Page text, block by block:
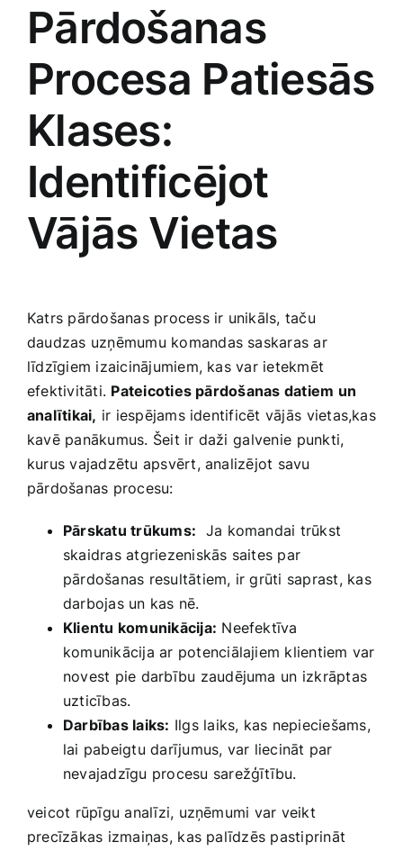
Pārdošanas
Procesa Patiesās
Klases:
Identificējot
Vājās‌ Vietas
Katrs pārdošanas process ir unikāls, taču
daudzas uzņēmumu komandas saskaras ar
līdzīgiem izaicinājumiem, kas var ietekmēt
efektivitāti. Pateicoties pārdošanas datiem un
analītikai, ir iespējams identificēt vājās⁤ vietas,kas
kavē panākumus. Šeit ir daži ⁤galvenie⁤ punkti,
kurus vajadzētu apsvērt, analizējot savu
pārdošanas procesu:
Pārskatu trūkums: ⁤ Ja komandai​ trūkst
skaidras atgriezeniskās ​saites‌ par
pārdošanas resultātiem, ir grūti saprast, kas
darbojas un kas nē.
Klientu komunikācija: Neefektīva
komunikācija ar potenciālajiem klientiem var
novest pie darbību zaudējuma ⁢un izkrāptas
uzticības.
Darbības laiks: ‍Ilgs laiks, kas nepieciešams,⁢
lai ‍pabeigtu darījumus, var liecināt ‍par
nevajadzīgu procesu sarežģītību.
veicot rūpīgu analīzi, uzņēmumi var‌ veikt
precīzākas izmaiņas,⁢ kas palīdzēs pastiprināt